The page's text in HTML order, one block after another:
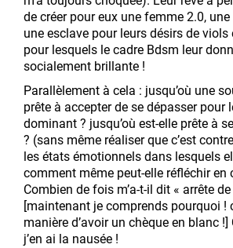
de créer pour eux une femme 2.0,
une esclave pour leurs désirs de viols
pour lesquels le cadre Bdsm leur
socialement brillante !
Parallèlement à cela : jusqu’où une
prête à accepter de se dépasser pour
dominant ? jusqu’où est-elle prête à
? (sans même réaliser que c’est
les états émotionnels dans lesquels
comment même peut-elle réfléchir en
Combien de fois m’a-t-il dit « arrête
[maintenant je comprends pourquoi !
manière d’avoir un chèque en blanc !]
j’en ai la nausée !